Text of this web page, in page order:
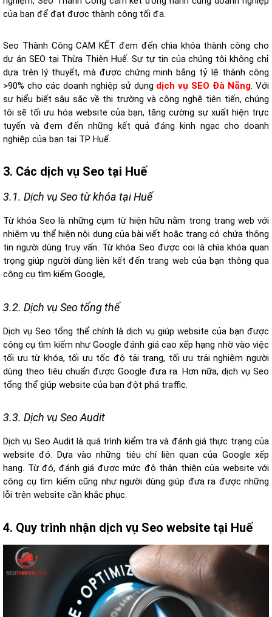
của bạn để đạt được thành công tối đa.
Seo Thành Công CAM KẾT đem đến chìa khóa thành công cho
dự án SEO tại Thừa Thiên Huế. Sự tự tin của chúng tôi không chỉ
dựa trên lý thuyết, mà được chứng minh bằng tỷ lệ thành công
>90% cho các doanh nghiệp sử dụng dịch vụ SEO Đà Nẵng. Với
sự hiểu biết sâu sắc về thị trường và công nghệ tiên tiến, chúng
tôi sẽ tối ưu hóa website của bạn, tăng cường sự xuất hiện trực
tuyến và đem đến những kết quả đáng kinh ngạc cho doanh
nghiệp của bạn tại TP Huế.
3. Các dịch vụ Seo tại Huế
3.1. Dịch vụ Seo từ khóa tại Huế
Từ khóa Seo là những cụm từ hiện hữu nằm trong trang web với
nhiệm vụ thể hiện nội dung của bài viết hoặc trang có chứa thông
tin người dùng truy vấn. Từ khóa Seo được coi là chìa khóa quan
trọng giúp người dùng liên kết đến trang web của bạn thông qua
công cụ tìm kiếm Google,
3.2. Dịch vụ Seo tổng thể
Dịch vụ Seo tổng thể chính là dịch vụ giúp website của bạn được
công cụ tìm kiếm như Google đánh giá cao xếp hạng nhờ vào việc
tối ưu từ khóa, tối ưu tốc độ tải trang, tối ưu trải nghiệm người
dùng theo tiêu chuẩn được Google đưa ra. Hơn nữa, dịch vụ Seo
tổng thể giúp website của bạn đột phá traffic.
3.3. Dịch vụ Seo Audit
Dịch vụ Seo Audit là quá trình kiểm tra và đánh giá thực trạng của
website đó. Dựa vào những tiêu chí liên quan của Google xếp
hạng. Từ đó, đánh giá được mức độ thân thiện của website với
công cụ tìm kiếm cũng như người dùng giúp đưa ra được những
lỗi trên website cần khắc phục.
4. Quy trình nhận dịch vụ Seo website tại Huế